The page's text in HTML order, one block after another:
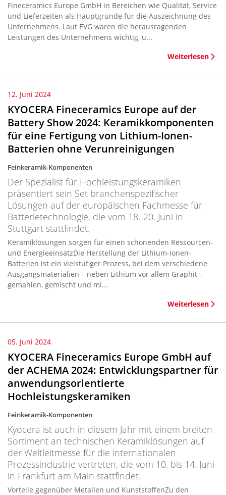
Fineceramics Europe GmbH in Bereichen wie Qualität, Service
und Lieferzeiten als Hauptgründe für die Auszeichnung des
Unternehmens. Laut EVG waren die herausragenden
Leistungen des Unternehmens wichtig, u...
Weiterlesen
12. Juni 2024
KYOCERA Fineceramics Europe auf der
Battery Show 2024: Keramikkomponenten
für eine Fertigung von Lithium-Ionen-
Batterien ohne Verunreinigungen
Feinkeramik-Komponenten
Der Spezialist für Hochleistungskeramiken
präsentiert sein Set branchenspezifischer
Lösungen auf der europäischen Fachmesse für
Batterietechnologie, die vom 18.-20. Juni in
Stuttgart stattfindet.
Keramiklösungen sorgen für einen schonenden Ressourcen-
und EnergieeinsatzDie Herstellung der Lithium-Ionen-
Batterien ist ein vielstufiger Prozess, bei dem verschiedene
Ausgangsmaterialien – neben Lithium vor allem Graphit –
gemahlen, gemischt und mi...
Weiterlesen
05. Juni 2024
KYOCERA Fineceramics Europe GmbH auf
der ACHEMA 2024: Entwicklungspartner für
anwendungsorientierte
Hochleistungskeramiken
Feinkeramik-Komponenten
Kyocera ist auch in diesem Jahr mit einem breiten
Sortiment an technischen Keramiklösungen auf
der Weltleitmesse für die internationalen
Prozessindustrie vertreten, die vom 10. bis 14. Juni
in Frankfurt am Main stattfindet.
Vorteile gegenüber Metallen und KunststoffenZu den